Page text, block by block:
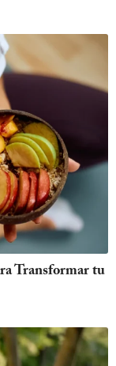
Transformar tu